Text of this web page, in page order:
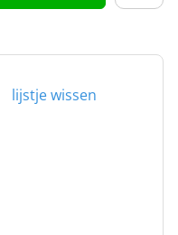
lijstje wissen